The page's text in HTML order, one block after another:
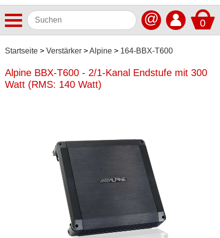
0
@
Startseite Verstärker Alpine 164-BBX-T600
Dashcams
Navigationssoftware
Navigationssysteme
Alpine BBX-T600 - 2/1-Kanal Endstufe mit 300
Watt (RMS: 140 Watt)